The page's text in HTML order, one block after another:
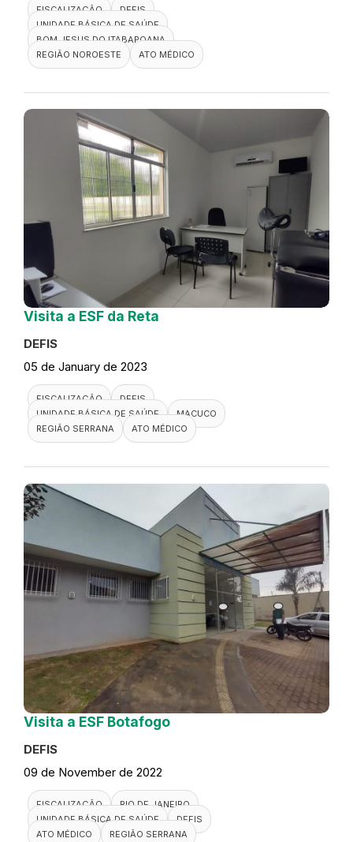
FISCALIZAÇÃO
DEFIS
UNIDADE BÁSICA DE SAÚDE
BOM JESUS DO ITABAPOANA
REGIÃO NOROESTE
ATO MÉDICO
Visita a ESF da Reta
DEFIS
05 de January de 2023
FISCALIZAÇÃO
DEFIS
UNIDADE BÁSICA DE SAÚDE
MACUCO
REGIÃO SERRANA
ATO MÉDICO
Visita a ESF Botafogo
DEFIS
09 de November de 2022
FISCALIZAÇÃO
RIO DE JANEIRO
UNIDADE BÁSICA DE SAÚDE
DEFIS
ATO MÉDICO
REGIÃO SERRANA